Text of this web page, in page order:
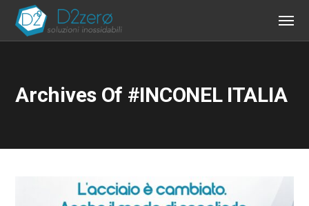
Archives Of #INCONEL ITALIA